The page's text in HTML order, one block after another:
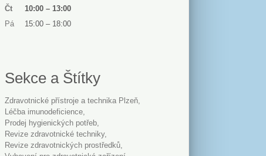
Čt
10:00 – 13:00
Pá
15:00 – 18:00
Sekce a Štítky
Zdravotnické přístroje a technika Plzeň
léčba imunodeficience
Prodej hygienických potřeb
revize zdravotnické techniky
revize zdravotnických prostředků